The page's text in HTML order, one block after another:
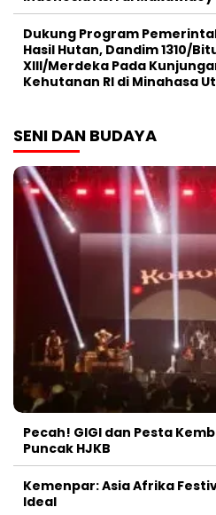
Dukung Program
Hasil Hutan, Dandim 1310/
XIII/Merdeka Pada
Kehutanan RI di Minahasa
SENI DAN BUDAYA
Pecah! GIGI dan Pesta
Puncak HJKB
Kemenpar: Asia Afrika
Ideal